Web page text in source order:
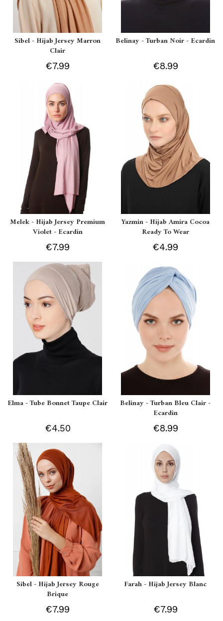
Sibel - Hijab Jersey Marron
Clair
€7.99
Belinay - Turban Noir - Ecardin
€8.99
Melek - Hijab Jersey Premium
Violet - Ecardin
€7.99
Yazmin - Hijab Amira Cocoa
Ready To Wear
€4.99
Elma - Tube Bonnet Taupe Clair
€4.50
Belinay - Turban Bleu Clair -
Ecardin
€8.99
Sibel - Hijab Jersey Rouge
Brique
€7.99
Farah - Hijab Jersey Blanc
€7.99